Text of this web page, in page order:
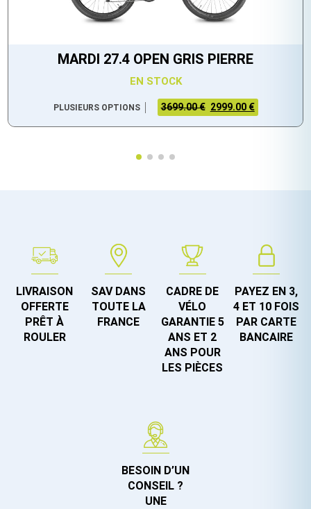
MARDI 27.4 OPEN GRIS PIERRE
EN STOCK
PLUSIEURS OPTIONS 3699.00 € 2999.00 €
LIVRAISON
OFFERTE
PRÊT À
ROULER
SAV DANS
TOUTE LA
FRANCE
CADRE DE
VÉLO
GARANTIE 5
ANS ET 2
ANS POUR
LES PIÈCES
PAYEZ EN 3,
4 ET 10 FOIS
PAR CARTE
BANCAIRE
BESOIN D’UN
CONSEIL ?
UNE